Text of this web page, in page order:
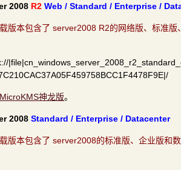
2008 R2 Web / Standard / Enterprise /
版本包含了 server2008 R2的网络版、标准
MicroKMS神龙版。
2008 Standard / Enterprise / Datacenter
版本包含了 server2008的标准版、企业版和